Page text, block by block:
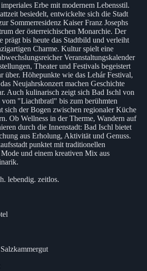
Erbe mit modernem Lebensstil.
besiedelt, entwickelte sich die Stadt
Sommerresidenz Kaiser Franz Josephs
der österreichischen Monarchie. Der
prägt bis heute das Stadtbild und verleiht
Charme. Kultur spielt eine
Veranstaltungskalender
Theater und Festivals begeistert
über. Höhepunkte wie das Lehár Festival,
Neujahrskonzert machen Geschichte
Auch kulinarisch zeigt sich Bad Ischl von
vom "Liachtbratl" bis zum berühmten
sich der Bogen zwischen regionaler Küche
Ob Wellness in der Therme, Wandern auf
durch die Innenstadt: Bad Ischl bietet
aus Erholung, Aktivität und Genuss.
punktet mit traditionellen
und einem kreativen Mix aus
lebendig. zeitlos.